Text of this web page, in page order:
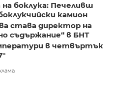
боклука: Печеливш
камион
става директор на
съдържание“ в БНТ
в четвъртък